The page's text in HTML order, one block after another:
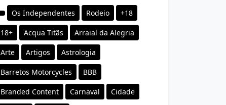
Os Independentes Rodeio +18
18+ Acqua Titãs Arraial da Alegria
Arte Artigos Astrologia
Barretos Motorcycles BBB
Branded Content Carnaval Cidade